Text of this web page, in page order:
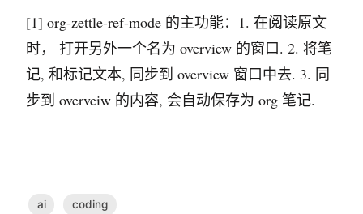
[1] org-zettle-ref-mode 的主功能：1. 在阅读原文
时， 打开另外一个名为 overview 的窗口. 2. 将笔
记, 和标记文本, 同步到 overview 窗口中去. 3. 同
步到 overveiw 的内容, 会自动保存为 org 笔记.
ai coding